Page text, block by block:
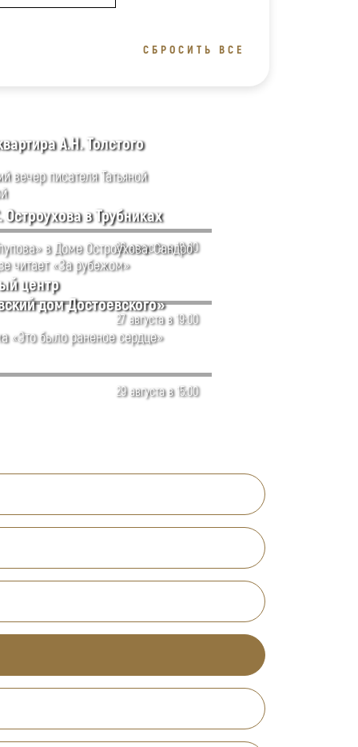
СБРОСИТЬ ВСЕ
26 августа в 19:00
А.Н. Толстого
вечер писателя Татьяной
27 августа в 19:00
в Трубниках
в Доме Остроухова. Сандро
читает «За рубежом»
29 августа в 15:00
центр
дом Достоевского»
«Это было раненое сердце»